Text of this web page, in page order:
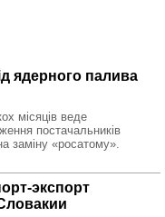
ядерного палива
місяців веде
постачальників
заміну «росатому».
экспорт